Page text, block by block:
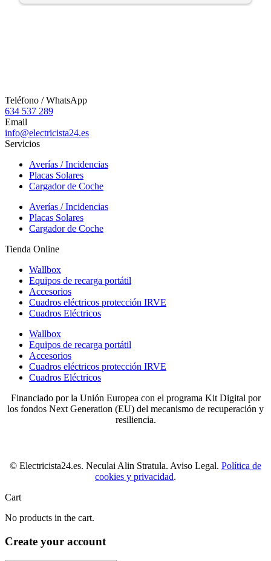
Teléfono / WhatsApp
634 537 289
Email
info@electricista24.es
Servicios
Averías / Incidencias
Placas Solares
Cargador de Coche
Averías / Incidencias
Placas Solares
Cargador de Coche
Tienda Online
Wallbox
Equipos de recarga portátil
Accesorios
Cuadros eléctricos protección IRVE
Cuadros Eléctricos
Wallbox
Equipos de recarga portátil
Accesorios
Cuadros eléctricos protección IRVE
Cuadros Eléctricos
Financiado por la Unión Europea con el programa Kit Digital por
los fondos Next Generation (EU) del mecanismo de recuperación y
resiliencia.
© Electricista24.es. Neculai Alin Stratula. Aviso Legal. Política de
cookies y privacidad.
Cart
No products in the cart.
Create your account